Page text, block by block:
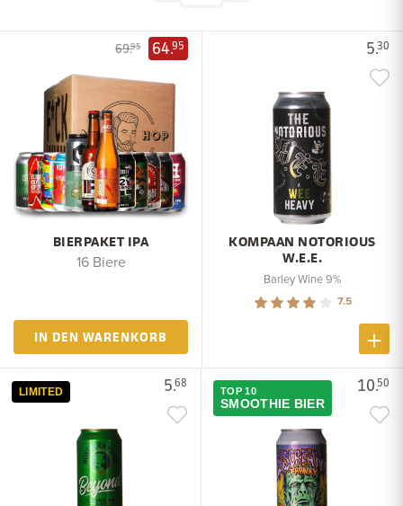
69.95 64.95
BIERPAKET IPA
16 Biere
IN DEN WARENKORB
5.30
KOMPAAN NOTORIOUS
W.E.E.
Barley Wine 9%
7.5
5.68
LIMITED 10.50
TOP 10
SMOOTHIE BIER